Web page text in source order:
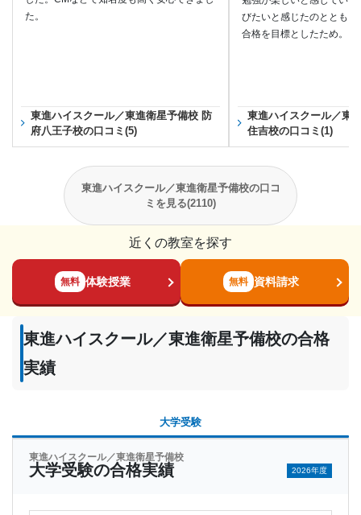
た。
東進ハイスクール／東進衛星予備校 防
府八王子校の口コミ(5)
びたいと感じたのとともに
合格を目標としたため。
東進ハイスクール／東
住吉校の口コミ(1)
東進ハイスクール／東進衛星予備校の口コ
ミを見る(2110)
近くの教室を探す
無料 体験授業 無料 資料請求
東進ハイスクール／東進衛星予備校の合格
実績
大学受験
東進ハイスクール／東進衛星予備校
大学受験の合格実績 2026年度